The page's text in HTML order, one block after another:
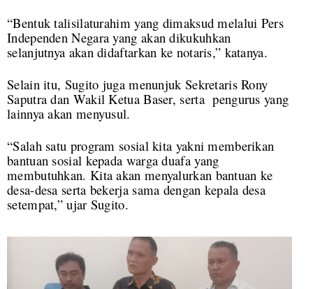
“Bentuk talisilaturahim yang dimaksud melalui Pers
Independen Negara yang akan dikukuhkan
selanjutnya akan didaftarkan ke notaris,” katanya.
Selain itu, Sugito juga menunjuk Sekretaris Rony
Saputra dan Wakil Ketua Baser, serta pengurus yang
lainnya akan menyusul.
“Salah satu program sosial kita yakni memberikan
bantuan sosial kepada warga duafa yang
membutuhkan. Kita akan menyalurkan bantuan ke
desa-desa serta bekerja sama dengan kepala desa
setempat,” ujar Sugito.